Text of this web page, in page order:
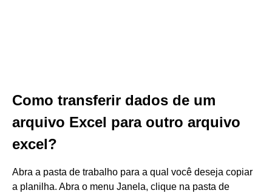
Como transferir dados de um
arquivo Excel para outro arquivo
excel?
Abra a pasta de trabalho para a qual você deseja copiar
a planilha. Abra o menu Janela, clique na pasta de